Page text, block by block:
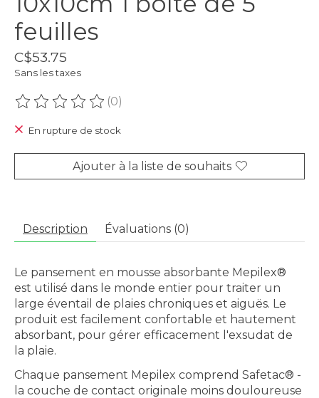
feuilles
C$53.75
Sans les taxes
Ce produit est évalué à
(0)
En rupture de stock
Ajouter à la liste de souhaits
Description Évaluations (0)
Le pansement en mousse absorbante Mepilex®
est utilisé dans le monde entier pour traiter un
large éventail de plaies chroniques et aiguës. Le
produit est facilement confortable et hautement
absorbant, pour gérer efficacement l'exsudat de
la plaie.
Chaque pansement Mepilex comprend Safetac® -
la couche de contact originale moins douloureuse